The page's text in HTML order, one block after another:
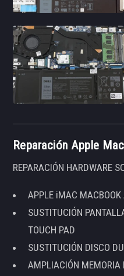
Reparación Apple Mac
REPARACIÓN HARDWARE
APPLE iMAC
SUSTITUCIÓN
TOUCH PAD
SUSTITUCIÓN DISCO
AMPLIACIÓN MEMORIA